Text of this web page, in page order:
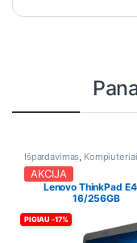
PIGIAU -17%
Išpardavimas, Kompiuteriai
Lenovo,Nešiojami
AKCIJA
Lenovo ThinkPad
16/256GB